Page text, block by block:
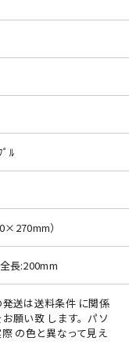
ﾟﾙ
）
長:200mm
送は送料条件 に関係
願い致 します。パソ
の色と異なって見え